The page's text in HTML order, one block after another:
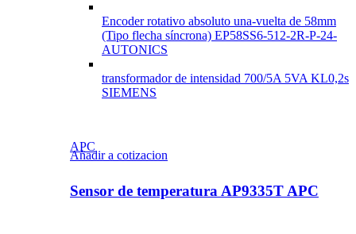
Encoder rotativo absoluto una-vuelta de 58mm
(Tipo flecha síncrona) EP58SS6-512-2R-P-24-
AUTONICS
transformador de intensidad 700/5A 5VA KL0,2s
SIEMENS
APC
Añadir a cotizacion
Sensor de temperatura AP9335T APC